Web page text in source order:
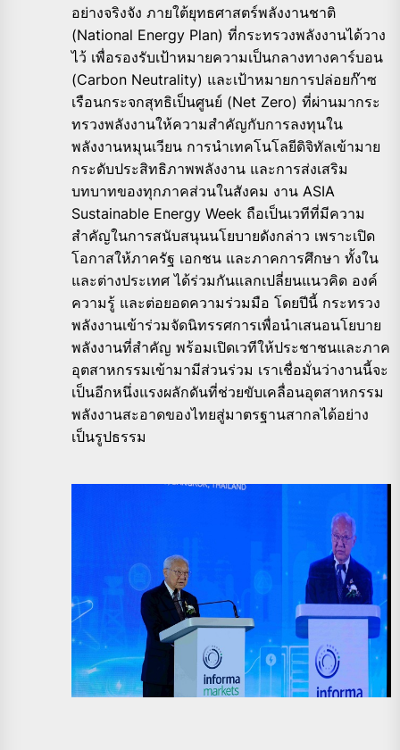
อย่างจริงจัง ภายใต้ยุทธศาสตร์พลังงานชาติ
(National Energy Plan) ที่กระทรวงพลังงานได้วาง
ไว้ เพื่อรองรับเป้าหมายความเป็นกลางทางคาร์บอน
(Carbon Neutrality) และเป้าหมายการปล่อยก๊าซ
เรือนกระจกสุทธิเป็นศูนย์ (Net Zero) ที่ผ่านมากระ
ทรวงพลังงานให้ความสำคัญกับการลงทุนใน
พลังงานหมุนเวียน การนำเทคโนโลยีดิจิทัลเข้ามาย
กระดับประสิทธิภาพพลังงาน และการส่งเสริม
บทบาทของทุกภาคส่วนในสังคม งาน ASIA
Sustainable Energy Week ถือเป็นเวทีที่มีความ
สำคัญในการสนับสนุนนโยบายดังกล่าว เพราะเปิด
โอกาสให้ภาครัฐ เอกชน และภาคการศึกษา ทั้งใน
และต่างประเทศ ได้ร่วมกันแลกเปลี่ยนแนวคิด องค์
ความรู้ และต่อยอดความร่วมมือ โดยปีนี้ กระทรวง
พลังงานเข้าร่วมจัดนิทรรศการเพื่อนำเสนอนโยบาย
พลังงานที่สำคัญ พร้อมเปิดเวทีให้ประชาชนและภาค
อุตสาหกรรมเข้ามามีส่วนร่วม เราเชื่อมั่นว่างานนี้จะ
เป็นอีกหนึ่งแรงผลักดันที่ช่วยขับเคลื่อนอุตสาหกรรม
พลังงานสะอาดของไทยสู่มาตรฐานสากลได้อย่าง
เป็นรูปธรรม